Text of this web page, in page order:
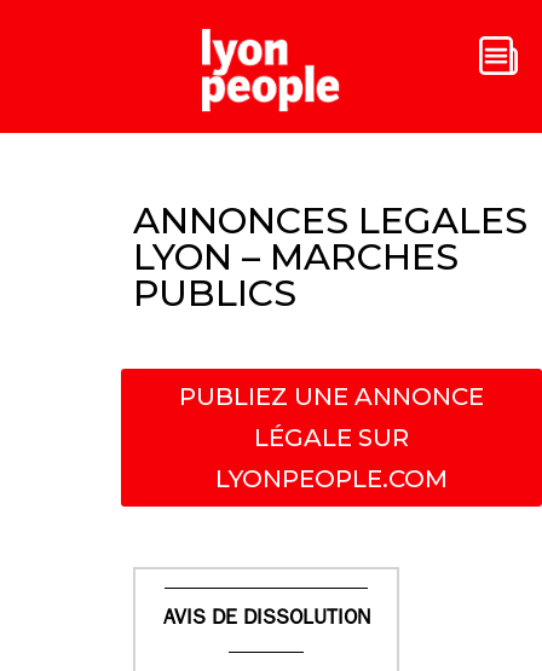
ANNONCES LEGALES
LYON – MARCHES
PUBLICS
PUBLIEZ UNE ANNONCE
LÉGALE SUR
LYONPEOPLE.COM
AVIS DE DISSOLUTION